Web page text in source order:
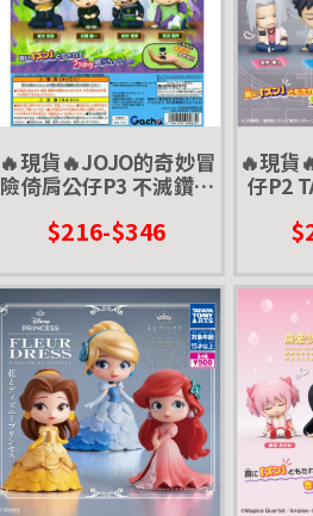
🔥現貨🔥JOJO的奇妙冒
險倚肩公仔P3 不滅鑽石
$216-$346
🔥現貨
仔P2